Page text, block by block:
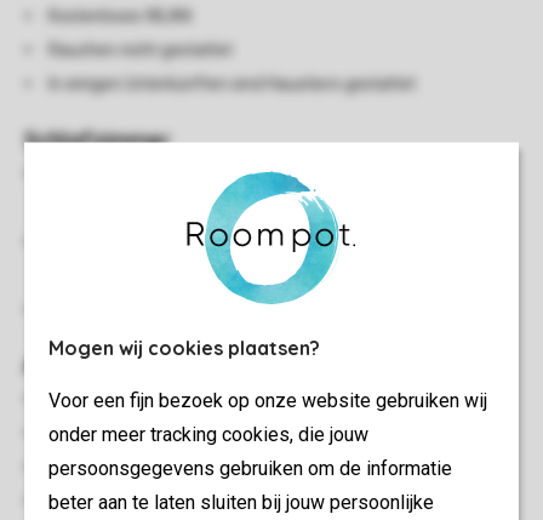
Mogen wij cookies plaatsen?
Voor een fijn bezoek op onze website gebruiken wij
onder meer tracking cookies, die jouw
persoonsgegevens gebruiken om de informatie
beter aan te laten sluiten bij jouw persoonlijke
Kostenloses WLAN
Rauchen nicht gestattet
In einigen Unterkünften sind Haustiere gestattet
Schlafzimmer
Schlafzimmer mit zwei Einzelbetten, 2-Personen
Softtopper und Flatscreen-TV
Zwei Schlafzimmer mit jeweils zwei Boxspring-
Betten mit Bettdecke und Kopfkissen
Außen
Terrasse
Sonnenschirm
Teilweise verstellbare Gartenmöbel
Stellplatz für ein Auto in der Nähe der Unterkunft